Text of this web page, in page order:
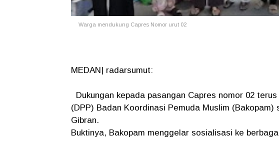
Warga mendukung Capres Nomor urut 02
MEDAN| radarsumut:
Dukungan kepada pasangan Capres nomor 02
(DPP) Badan Koordinasi Pemuda Muslim (Bakopam)
Gibran.
Buktinya, Bakopam menggelar sosialisasi ke